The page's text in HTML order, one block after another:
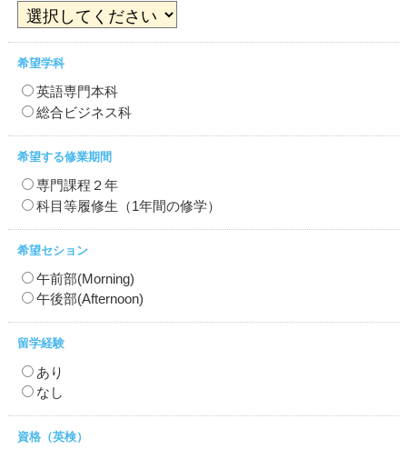
希望学科
英語専門本科
総合ビジネス科
希望する修業期間
専門課程２年
科目等履修生（1年間の修学）
希望セション
午前部(Morning)
午後部(Afternoon)
留学経験
あり
なし
資格（英検）